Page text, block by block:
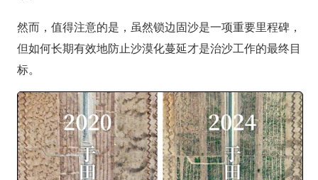
然而，值得注意的是，虽然锁边固沙是一项重要里程碑，
但如何长期有效地防止沙漠化蔓延才是治沙工作的最终目
标。